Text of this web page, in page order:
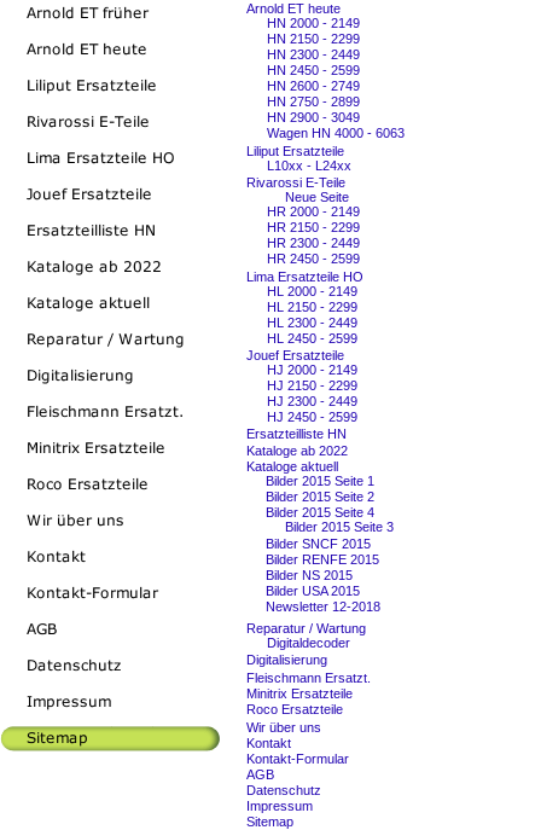
Arnold ET heute
HN 2000 - 2149
HN 2150 - 2299
HN 2300 - 2449
HN 2450 - 2599
HN 2600 - 2749
HN 2750 - 2899
HN 2900 - 3049
Wagen HN 4000 - 6063
Liliput Ersatzteile
L10xx - L24xx
Rivarossi E-Teile
Neue Seite
HR 2000 - 2149
HR 2150 - 2299
HR 2300 - 2449
HR 2450 - 2599
Lima Ersatzteile HO
HL 2000 - 2149
HL 2150 - 2299
HL 2300 - 2449
HL 2450 - 2599
Jouef Ersatzteile
HJ 2000 - 2149
HJ 2150 - 2299
HJ 2300 - 2449
HJ 2450 - 2599
Ersatzteilliste HN
Kataloge ab 2022
Kataloge aktuell
Bilder 2015 Seite 1
Bilder 2015 Seite 2
Bilder 2015 Seite 4
Bilder 2015 Seite 3
Bilder SNCF 2015
Bilder RENFE 2015
Bilder NS 2015
Bilder USA 2015
Newsletter 12-2018
Reparatur / Wartung
Digitaldecoder
Digitalisierung
Fleischmann Ersatzt.
Minitrix Ersatzteile
Roco Ersatzteile
Wir über uns
Kontakt
Kontakt-Formular
AGB
Datenschutz
Impressum
Sitemap